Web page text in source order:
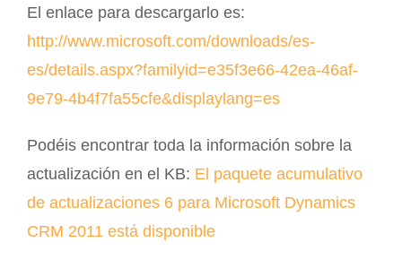
El enlace para descargarlo es:
http://www.microsoft.com/downloads/es-
es/details.aspx?familyid=e35f3e66-42ea-46af-
9e79-4b4f7fa55cfe&displaylang=es
Podéis encontrar toda la información sobre la
actualización en el KB: El paquete acumulativo
de actualizaciones 6 para Microsoft Dynamics
CRM 2011 está disponible